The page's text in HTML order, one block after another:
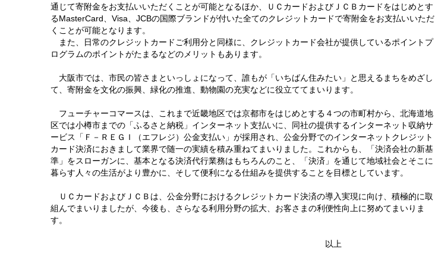
通じて寄附金をお支払いいただくことが可能となるほか、ＵＣカードおよびＪＣＢカードをはじめとす
るMasterCard、Visa、JCBの国際ブランドが付いた全てのクレジットカードで寄附金をお支払いいただ
くことが可能となります。
また、日常のクレジットカードご利用分と同様に、クレジットカード会社が提供しているポイントプ
ログラムのポイントがたまるなどのメリットもあります。
大阪市では、市民の皆さまといっしょになって、誰もが「いちばん住みたい」と思えるまちをめざし
て、寄附金を文化の振興、緑化の推進、動物園の充実などに役立ててまいります。
フューチャーコマースは、これまで近畿地区では京都市をはじめとする４つの市町村から、北海道地
区では小樽市までの「ふるさと納税」インターネット支払いに、同社の提供するインターネット収納サ
ービス「Ｆ－ＲＥＧＩ（エフレジ）公金支払い」が採用され、公金分野でのインターネットクレジット
カード決済におきまして業界で随一の実績を積み重ねてまいりました。これからも、「決済会社の新基
準」をスローガンに、基本となる決済代行業務はもちろんのこと、「決済」を通じて地域社会とそこに
暮らす人々の生活がより豊かに、そして便利になる仕組みを提供することを目標としています。
ＵＣカードおよびＪＣＢは、公金分野におけるクレジットカード決済の導入実現に向け、積極的に取
組んでまいりましたが、今後も、さらなる利用分野の拡大、お客さまの利便性向上に努めてまいりま
す。
以上